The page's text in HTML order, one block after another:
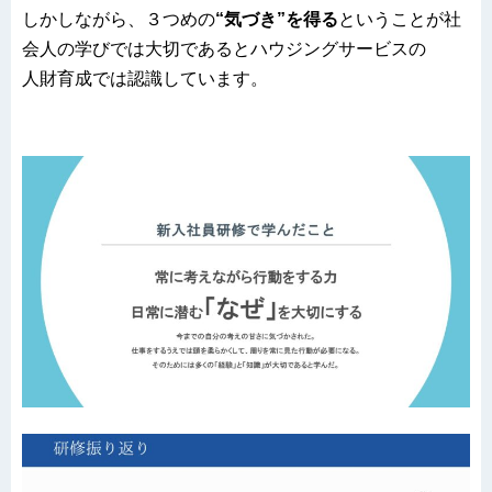
しかしながら、３つめの“気づき”を得るということが社
会人の学びでは大切であるとハウジングサービスの
人財育成では認識しています。